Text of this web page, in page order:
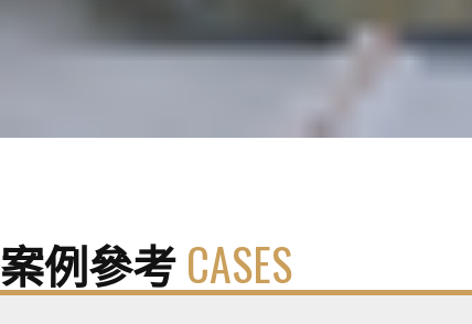
案例參考CASES